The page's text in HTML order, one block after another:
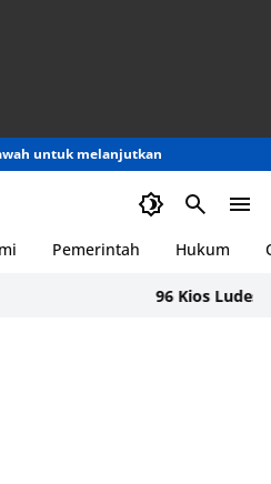
untuk melanjutkan
Pemerintah Hukum
96 Kios Ludes